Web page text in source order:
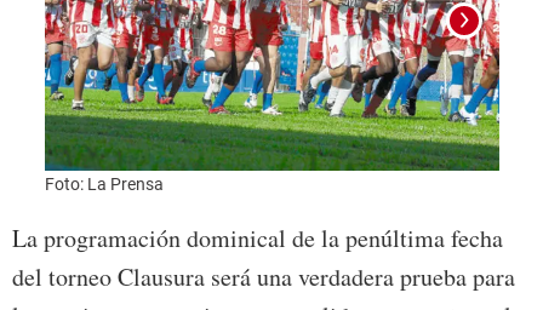
Foto: La Prensa
La programación dominical de la penúltima fecha
del torneo Clausura será una verdadera prueba para